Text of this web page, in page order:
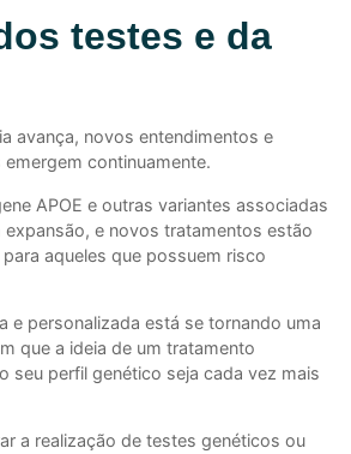
testes e da
avança, novos entendimentos e
continuamente.
APOE e outras variantes associadas
expansão, e novos tratamentos estão
aqueles que possuem risco
e personalizada está se tornando uma
que a ideia de um tratamento
seu perfil genético seja cada vez mais
a realização de testes genéticos ou